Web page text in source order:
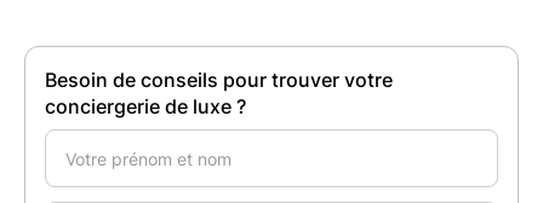
Besoin de conseils pour trouver votre
conciergerie de luxe ?